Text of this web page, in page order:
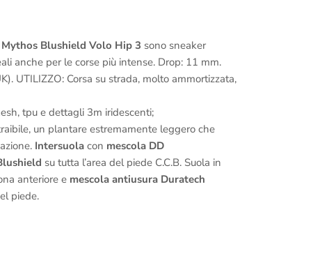
Mythos Blushield Volo Hip 3 sono sneaker
anche per le corse più intense. Drop: 11 mm.
UTILIZZO: Corsa su strada, molto ammortizzata,
tpu e dettagli 3m iridescenti;
un plantare estremamente leggero che
Intersuola con mescola DD
su tutta l’area del piede C.C.B. Suola in
anteriore e mescola antiusura Duratech
piede.